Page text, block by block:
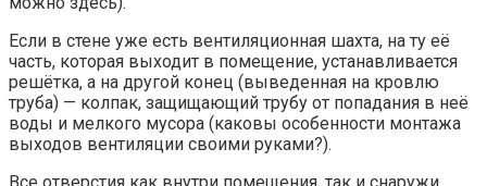
Если в стене уже есть вентиляционная шахта, на ту её
часть, которая выходит в помещение, устанавливается
решётка, а на другой конец (выведенная на кровлю
труба) — колпак, защищающий трубу от попадания в неё
воды и мелкого мусора (каковы особенности монтажа
выходов вентиляции своими руками?).
Все отверстия как внутри помещения, так и снаружи